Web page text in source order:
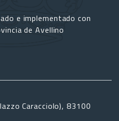
e implementado con
de Avellino
Caracciolo), 83100